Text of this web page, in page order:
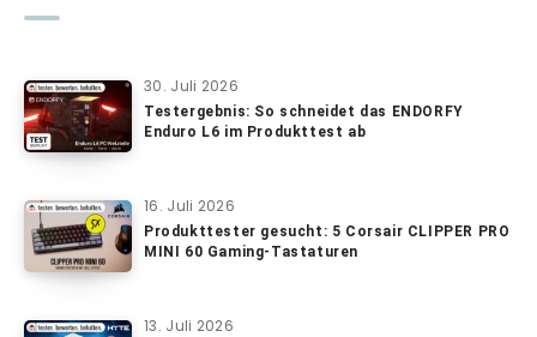
30. Juli 2026
Testergebnis: So schneidet das ENDORFY
Enduro L6 im Produkttest ab
16. Juli 2026
Produkttester gesucht: 5 Corsair CLIPPER PRO
MINI 60 Gaming-Tastaturen
13. Juli 2026